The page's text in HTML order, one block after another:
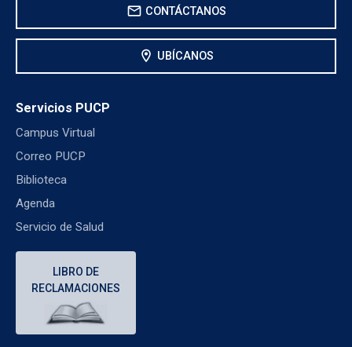
mail CONTÁCTANOS
location_on UBÍCANOS
Servicios PUCP
Campus Virtual
Correo PUCP
Biblioteca
Agenda
Servicio de Salud
LIBRO DE
RECLAMACIONES